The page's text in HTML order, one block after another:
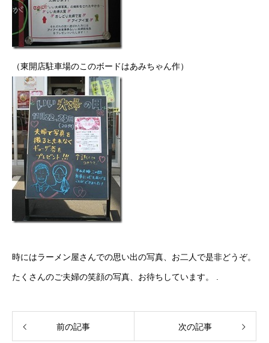
（東開店駐車場のこのボードはあみちゃん作）
時にはラーメン屋さんでの思い出の写真、お二人で是非どうぞ。
たくさんのご夫婦の笑顔の写真、お待ちしています。 .
前の記事 次の記事